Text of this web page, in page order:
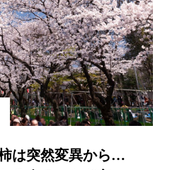
は突然変異から…